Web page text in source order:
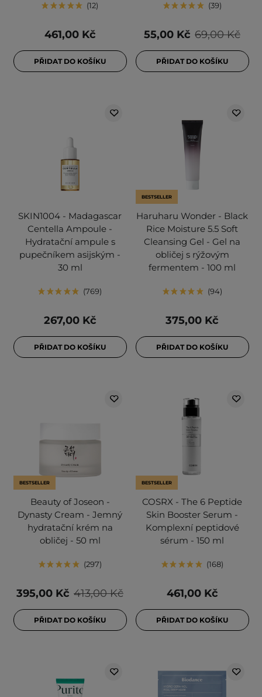
12
461,00 Kč
PŘIDAT DO KOŠÍKU
39
69,00 Kč
55,00 Kč
PŘIDAT DO KOŠÍKU
SKIN1004 - Madagascar
Centella Ampoule -
Hydratační ampule s
pupečníkem asijským -
30 ml
769
267,00 Kč
PŘIDAT DO KOŠÍKU
BESTSELLER
Haruharu Wonder - Black
Rice Moisture 5.5 Soft
Cleansing Gel - Gel na
obličej s rýžovým
fermentem - 100 ml
94
375,00 Kč
PŘIDAT DO KOŠÍKU
BESTSELLER
Beauty of Joseon -
Dynasty Cream - Jemný
hydratační krém na
obličej - 50 ml
297
413,00 Kč
395,00 Kč
PŘIDAT DO KOŠÍKU
BESTSELLER
COSRX - The 6 Peptide
Skin Booster Serum -
Komplexní peptidové
sérum - 150 ml
168
461,00 Kč
PŘIDAT DO KOŠÍKU